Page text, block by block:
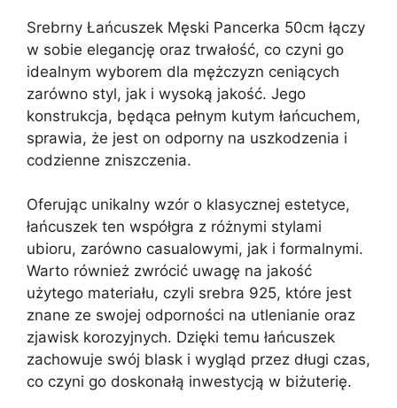
Srebrny Łańcuszek Męski Pancerka 50cm łączy
w sobie elegancję oraz trwałość, co czyni go
idealnym wyborem dla mężczyzn ceniących
zarówno styl, jak i wysoką jakość. Jego
konstrukcja, będąca pełnym kutym łańcuchem,
sprawia, że jest on odporny na uszkodzenia i
codzienne zniszczenia.
Oferując unikalny wzór o klasycznej estetyce,
łańcuszek ten współgra z różnymi stylami
ubioru, zarówno casualowymi, jak i formalnymi.
Warto również zwrócić uwagę na jakość
użytego materiału, czyli srebra 925, które jest
znane ze swojej odporności na utlenianie oraz
zjawisk korozyjnych. Dzięki temu łańcuszek
zachowuje swój blask i wygląd przez długi czas,
co czyni go doskonałą inwestycją w biżuterię.